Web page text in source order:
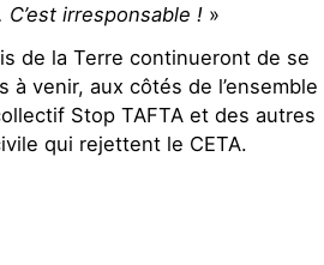
irresponsable ! »
de la Terre continueront de se
à venir, aux côtés de l’ensemble
Stop TAFTA et des autres
qui rejettent le CETA.